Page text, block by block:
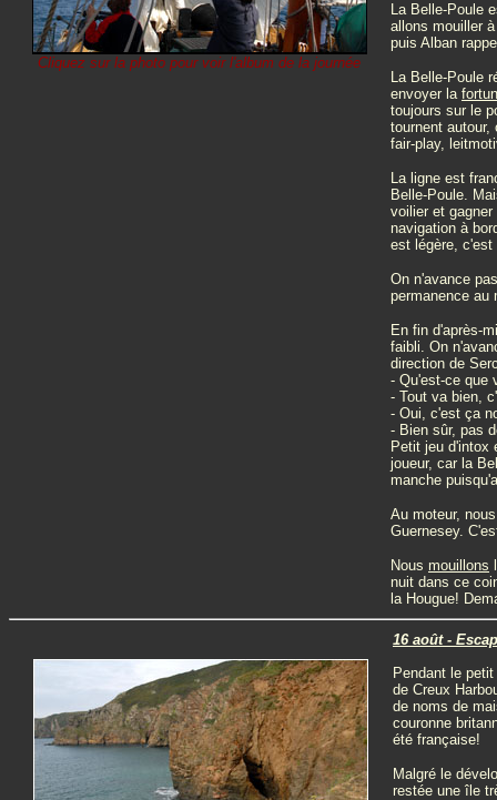
Cliquez sur la photo pour voir l'album de la journée
La Belle-Poule
allons mouiller
puis Alban
La Belle-Poule
envoyer la
toujours sur le
tournent
fair-play,
La ligne est
Belle-Poule.
voilier et
navigation à
est légère,
On n'avance
permanence au
En fin d'après-
faibli. On
direction de
- Qu'est-ce que
- Tout va bien,
- Oui, c'est ça
- Bien sûr, pas
Petit jeu d'intox
joueur, car la
manche
Au moteur,
Guernesey.
Nous mouillons
nuit dans ce
la Hougue!
16 août -
Pendant le
de Creux
de noms de
couronne
été française!
Malgré le
restée une île